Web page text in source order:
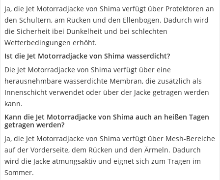
Ja, die Jet Motorradjacke von Shima verfügt über Protektoren an
den Schultern, am Rücken und den Ellenbogen. Dadurch wird
die Sicherheit ibei Dunkelheit und bei schlechten
Wetterbedingungen erhöht.
Ist die Jet Motorradjacke von Shima wasserdicht?
Die Jet Motorradjacke von Shima verfügt über eine
herausnehmbare wasserdichte Membran, die zusätzlich als
Innenschicht verwendet oder über der Jacke getragen werden
kann.
Kann die Jet Motorradjacke von Shima auch an heißen Tagen
getragen werden?
Ja, die Jet Motorradjacke von Shima verfügt über Mesh-Bereiche
auf der Vorderseite, dem Rücken und den Ärmeln. Dadurch
wird die Jacke atmungsaktiv und eignet sich zum Tragen im
Sommer.